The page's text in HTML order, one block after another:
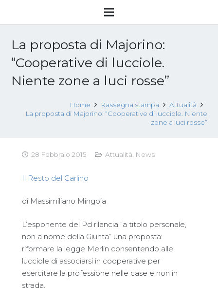
La proposta di Majorino:
“Cooperative di lucciole.
Niente zone a luci rosse”
Home Rassegna stampa
Attualità
La proposta di Majorino: “Cooperative di lucciole. Niente
zone a luci rosse”
28 Febbraio 2015 Attualità News
Il Resto del Carlino
di Massimiliano Mingoia
L’esponente del Pd rilancia “a titolo personale,
non a nome della Giunta” una proposta:
riformare la legge Merlin consentendo alle
lucciole di associarsi in cooperative per
esercitare la professione nelle case e non in
strada.